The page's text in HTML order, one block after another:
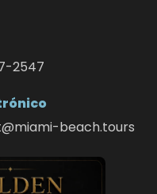
2547
beach.tours